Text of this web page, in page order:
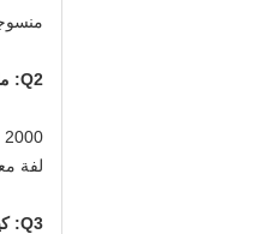
Q2: ما هي تفاصيل التعبئة الخاصة بك؟
2000 متر / لفة ، 1 لفة / بالة ؛
لفة
Q3: كيف تقوم بشحن البضائع الخاصة بك وأين هو ميناء التحميل الخاص بك؟